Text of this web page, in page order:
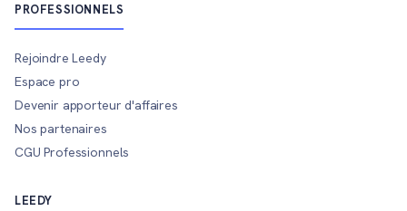
PROFESSIONNELS
Rejoindre Leedy
Espace pro
Devenir apporteur d'affaires
Nos partenaires
CGU Professionnels
LEEDY